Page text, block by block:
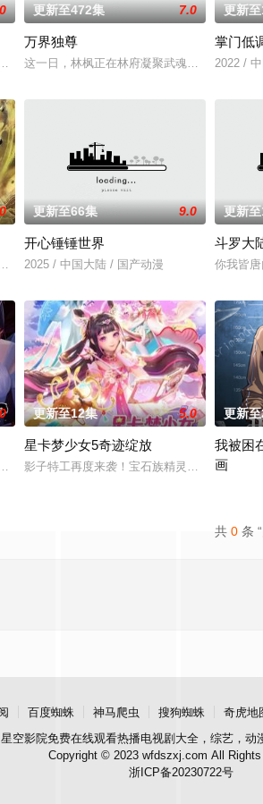
，所视之处生灵涂炭，
内弟子皆是天骄，所向披靡。唯独开山弟子徐阳
更新至472集 7.0
万界独尊
这一日，林枫正在林府凝聚武魂，不想，他才
更新
掌门低
2022 /
间，捕蛇者许应因看不
扬被世界规则所限，修为困在九天武帝境多年，
更新至66集 9.0
开心锤锤世界
2025 / 中国大陆 / 国产动漫
更新
斗罗大
你我皆
开始新的冒险，意外与凤凰神宗弟子结下梁子，同
更新至12集 5.0
星卡梦少女5奇迹绽放
影子特工再度来袭！宝石族精灵竟然成了关键
更新
我被困
画
共 0 条
百度蜘蛛 神马爬虫 搜狗蜘蛛 奇虎地
星空影院免费在线观看热播电视剧大全，综艺，动
Copyright © 2023 wfdszxj.com All Rights
浙ICP备20230722号